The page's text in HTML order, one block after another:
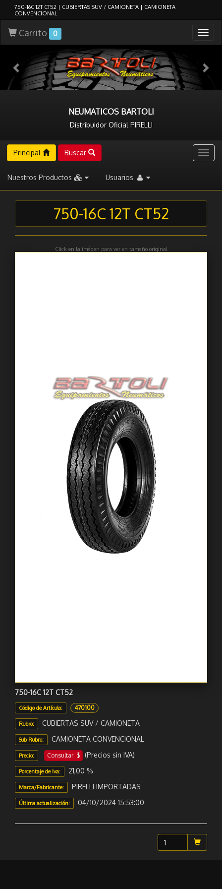
750-16C 12T CT52 | CUBIERTAS SUV / CAMIONETA | CAMIONETA
CONVENCIONAL
Carrito 0
NEUMATICOS BARTOLI
Distribuidor Oficial PIRELLI
Principal Buscar
Nuestros Productos Usuarios
750-16C 12T CT52
Click en la imágen para ver en tamaño original
750-16C 12T CT52
Código de Artículo: 470100
Rubro: CUBIERTAS SUV / CAMIONETA
Sub Rubro: CAMIONETA CONVENCIONAL
Precio: Consultar $ (Precios sin IVA)
Porcentaje de Iva: 21,00 %
Marca/Fabricante: PIRELLI IMPORTADAS
Última actualización: 04/10/2024 15:53:00